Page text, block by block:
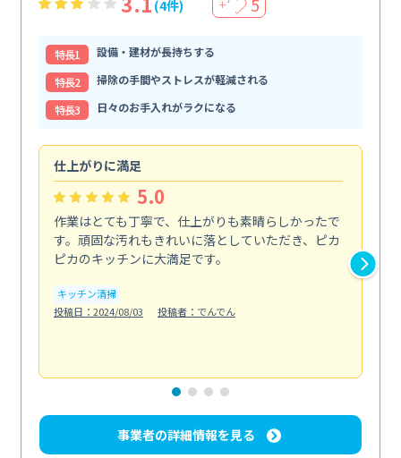
(4件) ＋ 5
特⻑1
設備・建材が長持ちする
特⻑2
掃除の手間やストレスが軽減される
特⻑3
日々のお手入れがラクになる
仕上がりに満足
5.0
作業はとても丁寧で、仕上がりも素晴らしかったで
す。頑固な汚れもきれいに落としていただき、ピカ
ピカのキッチンに大満足です。
キッチン清掃
投稿日：2024/08/03
投稿者：でんでん
事業者の詳細情報を見る